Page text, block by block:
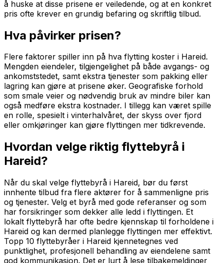
å huske at disse prisene er veiledende, og at en konkret
pris ofte krever en grundig befaring og skriftlig tilbud.
Hva påvirker prisen?
Flere faktorer spiller inn på hva flytting koster i Hareid.
Mengden eiendeler, tilgjengelighet på både avgangs- og
ankomststedet, samt ekstra tjenester som pakking eller
lagring kan gjøre at prisene øker. Geografiske forhold
som smale veier og nødvendig bruk av mindre biler kan
også medføre ekstra kostnader. I tillegg kan været spille
en rolle, spesielt i vinterhalvåret, der skyss over fjord
eller omkjøringer kan gjøre flyttingen mer tidkrevende.
Hvordan velge riktig flyttebyrå i
Hareid?
Når du skal velge flyttebyrå i Hareid, bør du først
innhente tilbud fra flere aktører for å sammenligne pris
og tjenester. Velg et byrå med gode referanser og som
har forsikringer som dekker alle ledd i flyttingen. Et
lokalt flyttebyrå har ofte bedre kjennskap til forholdene i
Hareid og kan dermed planlegge flyttingen mer effektivt.
Topp 10 flyttebyråer i Hareid kjennetegnes ved
punktlighet, profesjonell behandling av eiendelene samt
god kommunikasjon. Det er lurt å lese tilbakemeldinger